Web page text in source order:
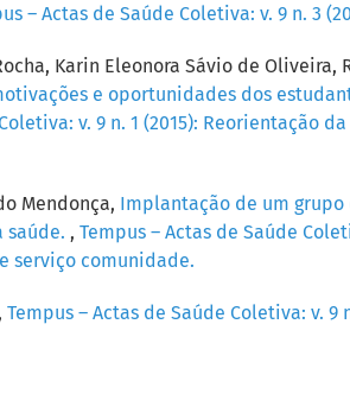
– Actas de Saúde Coletiva: v. 9 n. 3
Karin Eleonora Sávio de Oliveira,
e oportunidades dos
v. 9 n. 1 (2015): Reorientação
Mendonça, Implantação de um
saúde. , Tempus – Actas de Saúde
serviço comunidade.
, Tempus – Actas de Saúde Coletiva: v. 9